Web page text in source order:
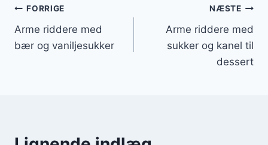
Indlægsnavigation
FORRIGE
Arme riddere med
bær og vaniljesukker
NÆSTE
Arme riddere med
sukker og kanel til
dessert